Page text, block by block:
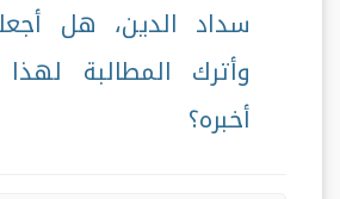
سداد الدين، هل
وأترك المطالبة
أخبره؟